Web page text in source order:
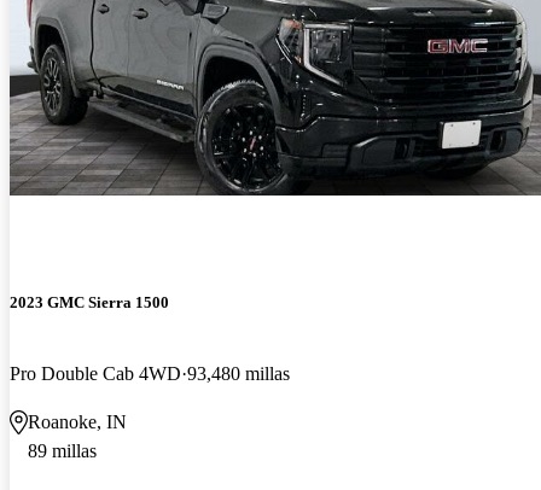
2023 GMC Sierra 1500
Pro Double Cab 4WD 93,480 millas
Roanoke, IN
89 millas